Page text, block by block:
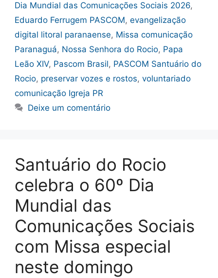
Dia Mundial das Comunicações Sociais 2026,
Eduardo Ferrugem PASCOM, evangelização
digital litoral paranaense, Missa comunicação
Paranaguá, Nossa Senhora do Rocio, Papa
Leão XIV, Pascom Brasil, PASCOM Santuário do
Rocio, preservar vozes e rostos, voluntariado
comunicação Igreja PR
Deixe um comentário
Santuário do Rocio
celebra o 60º Dia
Mundial das
Comunicações Sociais
com Missa especial
neste domingo